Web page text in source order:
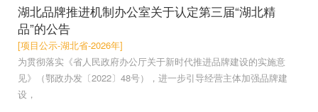
湖北品牌推进机制办公室关于认定第三届“湖北精
品”的公告
[项目公示-湖北省-2026年]
为贯彻落实《省人民政府办公厅关于新时代推进品牌建设的实施意
见》（鄂政办发〔2022〕48号），进一步引导经营主体加强品牌建
设，